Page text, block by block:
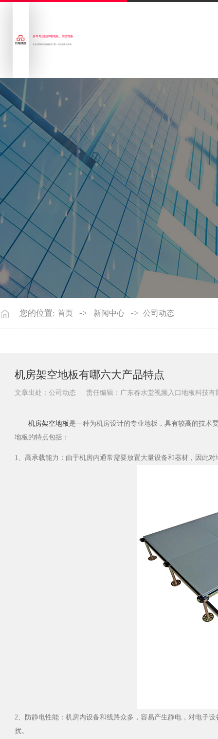
多年专注防静电地板、架空地板
专业的防静电地板解决方案一站式服务供应商
您的位置: 首页 -> 新闻中心 -> 公司动态
机房架空地板有哪六大产品特点
文章出处：公司动态 责任编辑：广东春水堂视频入口地板科技
​机房架空地板 是一种为机房设计的专业地板，具有较高的技术要
地板的特点包括：
1、高承载能力：由于机房内通常需要放置大量设备和器材，因
2、防静电性能：机房内设备和线路众多，容易产生静电，
扰。